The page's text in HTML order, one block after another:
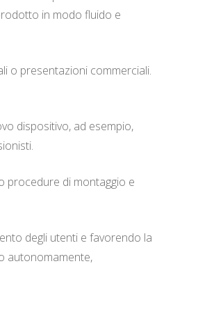
in modo fluido e
o presentazioni commerciali.
dispositivo, ad esempio,
procedure di montaggio e
degli utenti e favorendo la
autonomamente,